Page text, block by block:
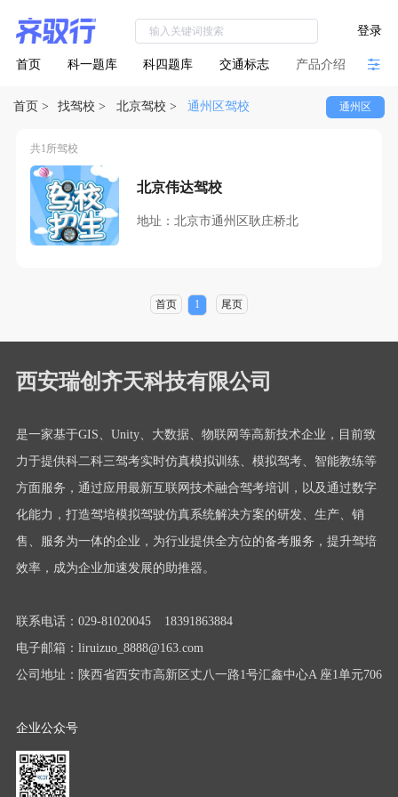
登录
首页 科一题库 科四题库 交通标志 产品介绍
首页 > 找驾校 > 北京驾校 > 通州区驾校 通州区
共1所驾校
北京伟达驾校
地址：北京市通州区耿庄桥北
首页 1 尾页
西安瑞创齐天科技有限公司
是一家基于GIS、Unity、大数据、物联网等高新技术企业，目前致
力于提供科二科三驾考实时仿真模拟训练、模拟驾考、智能教练等
方面服务，通过应用最新互联网技术融合驾考培训，以及通过数字
化能力，打造驾培模拟驾驶仿真系统解决方案的研发、生产、销
售、服务为一体的企业，为行业提供全方位的备考服务，提升驾培
效率，成为企业加速发展的助推器。
联系电话：029-81020045 18391863884
电子邮箱：liruizuo_8888@163.com
公司地址：陕西省西安市高新区丈八一路1号汇鑫中心A 座1单元706
企业公众号